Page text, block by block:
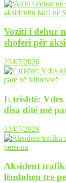
Voziti i dehur
shoferi për
23/07/2026
E trishtë:
disa ditë më
23/07/2026
Aksident
lëndohen tre